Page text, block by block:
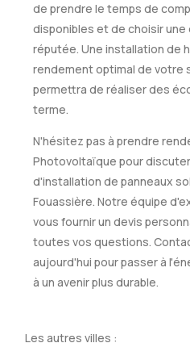
de prendre le temps de
disponibles et de choisir
réputée. Une installation de
rendement optimal de votre
permettra de réaliser des
terme.
N'hésitez pas à prendre
Photovoltaïque pour
d'installation de panneaux
Fouassière. Notre équipe
vous fournir un devis
toutes vos questions.
aujourd'hui pour passer à
à un avenir plus durable.
Les autres villes :